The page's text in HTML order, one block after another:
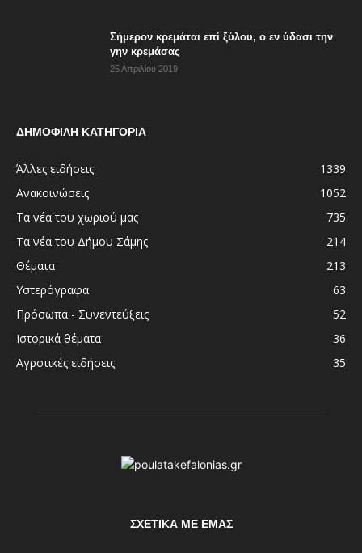
Σήμερον κρεμάται επί ξύλου, ο εν ύδασι την
γην κρεμάσας
25 Απριλίου 2019
ΔΗΜΟΦΙΛΗ ΚΑΤΗΓΟΡΙΑ
Άλλες ειδήσεις
1339
Ανακοινώσεις
1052
Τα νέα του χωριού μας
735
Τα νέα του Δήμου Σάμης
214
Θέματα
213
Υστερόγραφα
63
Πρόσωπα - Συνεντεύξεις
52
Ιστορικά θέματα
36
Αγροτικές ειδήσεις
35
ΣΧΕΤΙΚΆ ΜΕ ΕΜΆΣ